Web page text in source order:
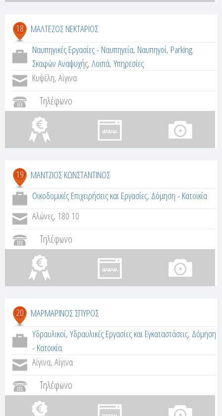
18
ΜΑΛΤΕΖΟΣ ΝΕΚΤΑΡΙΟΣ
Ναυπηγικές Εργασίες - Ναυπηγεία, Ναυπηγοί, Parking
Σκαφών Αναψυχής,Λοιπά,Υπηρεσίες
Κυψέλη, Αίγινα
Τηλέφωνο
19
ΜΑΝΤΖΙΟΣ ΚΩΝΣΤΑΝΤΙΝΟΣ
Οικοδομικές Επιχειρήσεις και Εργασίες, Δόμηση - Κατοικία
Αλώνες, 180 10
Τηλέφωνο
20
ΜΑΡΜΑΡΙΝΟΣ ΣΠΥΡΟΣ
Υδραυλικοί,Υδραυλικές Εργασίες και Εγκαταστάσεις, Δόμηση
- Κατοικία
Αίγινα, Αίγινα
Τηλέφωνο